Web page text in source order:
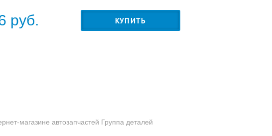
руб. КУПИТЬ
магазине автозапчастей Группа деталей